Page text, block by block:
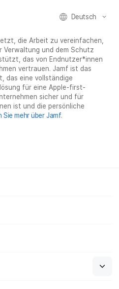
Deutsch
die Arbeit zu vereinfachen,
Verwaltung und dem Schutz
das von Endnutzer*innen
vertrauen. Jamf ist das
das eine vollständige
für eine Apple-first-
sicher und für
ist und die persönliche
Sie mehr über Jamf.